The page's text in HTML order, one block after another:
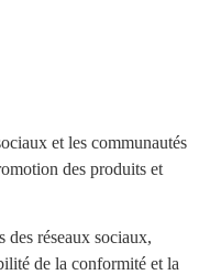
et les communautés
des produits et
des réseaux sociaux,
de la conformité et la